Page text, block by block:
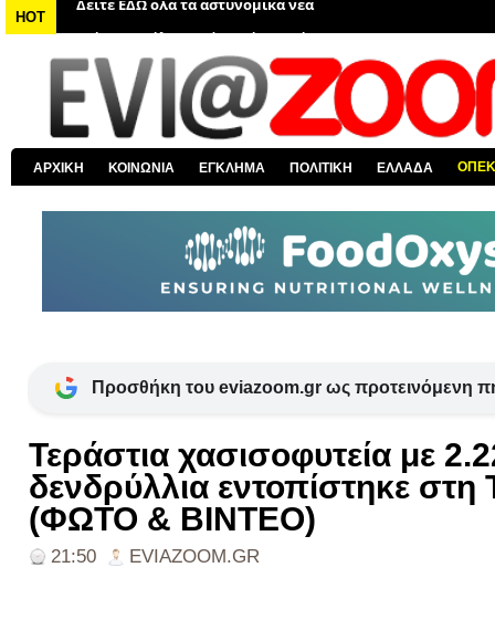
HOT
Δείτε ΕΔΩ όλα τα νέα από τον κόσμο
Δείτε ΕΔΩ όλα τα νέα για την Χαλκίδα και όλη την Εύβοια
Δείτε ΕΔΩ όλες τις ειδήσεις από την Ελλάδα
Δείτε ΕΔΩ όλα τα πολιτικά νέα
Δείτε ΕΔΩ τις αποκαλύψεις του EviaZoom.gr
Δείτε ΕΔΩ όλα τα αστυνομικά νέα
ΑΡΧΙΚΗ ΚΟΙΝΩΝΙΑ ΕΓΚΛΗΜΑ ΠΟΛΙΤΙΚΗ ΕΛΛΑΔΑ
Προσθήκη του eviazoom.gr ως προτεινόμενη
Τεράστια χασισοφυτεία με
δενδρύλλια εντοπίστηκε στη
(ΦΩΤΟ & ΒΙΝΤΕΟ)
21:50 EVIAZOOM.GR